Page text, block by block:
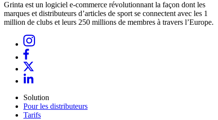
Grinta est un logiciel e-commerce révolutionnant la façon dont les
marques et distributeurs d’articles de sport se connectent avec les 1
million de clubs et leurs 250 millions de membres à travers l’Europe.
Solution
Pour les distributeurs
Tarifs